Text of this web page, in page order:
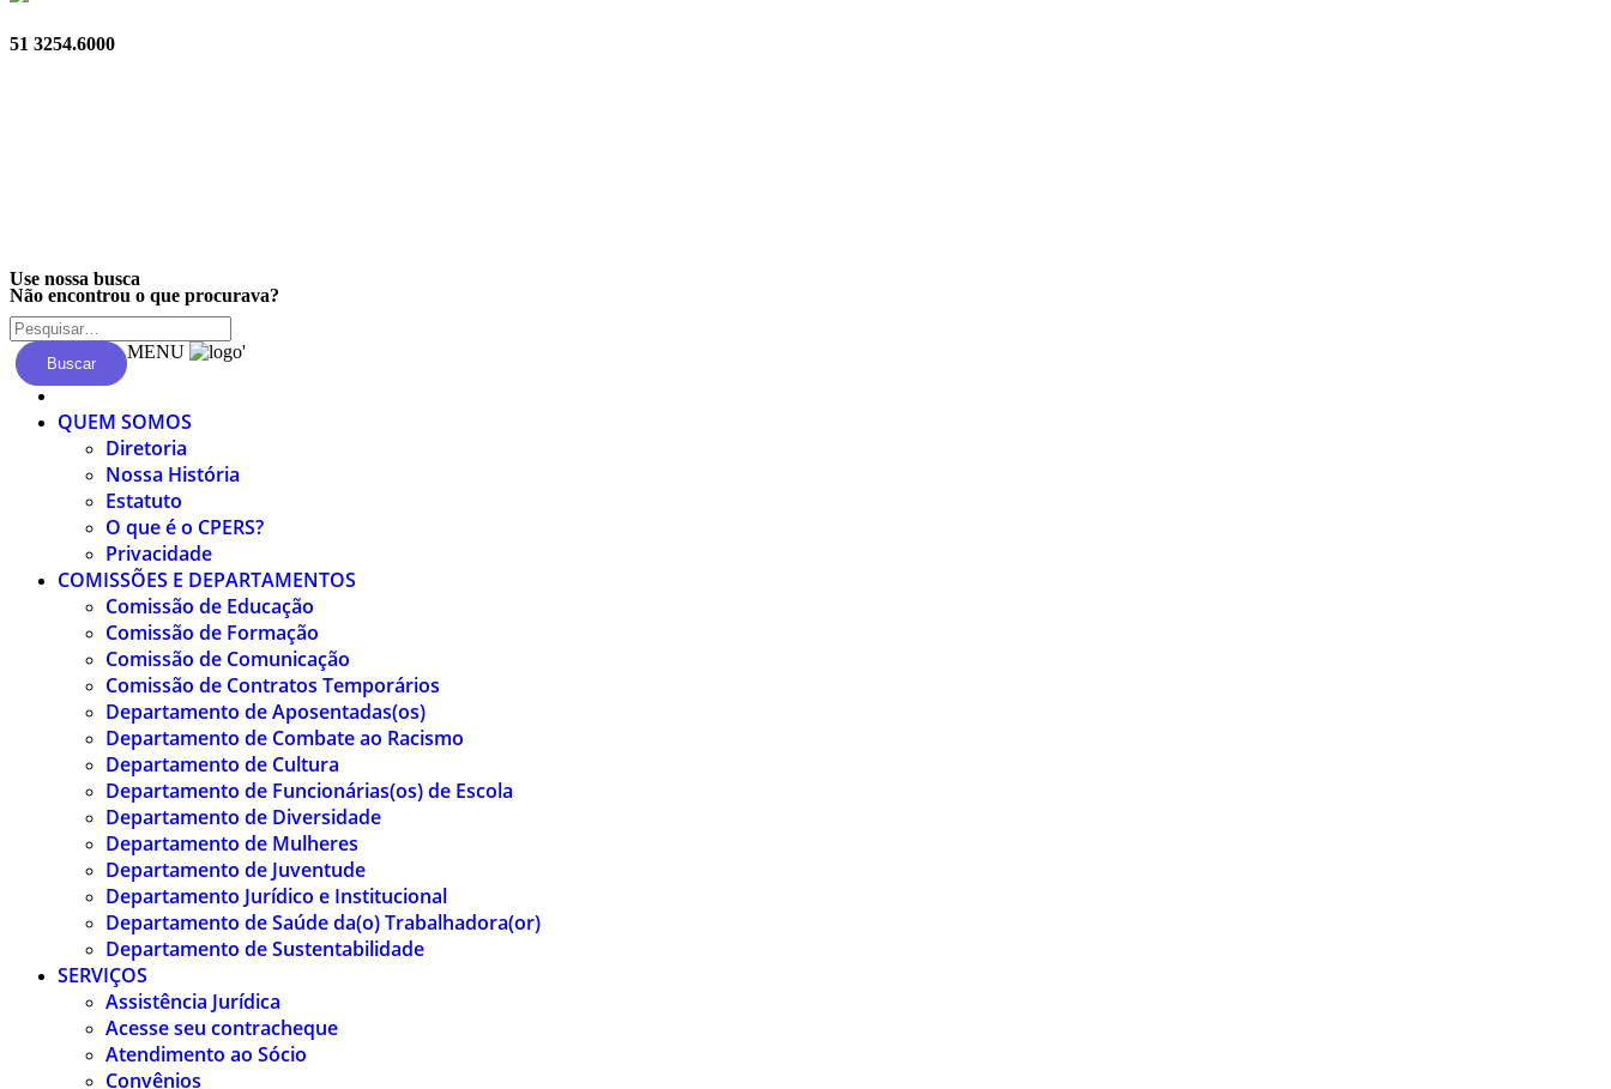
51 3254.6000
Não encontrou o que procurava?
Use nossa busca
Buscar
MENU '
QUEM SOMOS
Diretoria
Nossa História
Estatuto
O que é o CPERS?
Privacidade
COMISSÕES E DEPARTAMENTOS
Comissão de Educação
Comissão de Formação
Comissão de Comunicação
Comissão de Contratos Temporários
Departamento de Aposentadas(os)
Departamento de Combate ao Racismo
Departamento de Cultura
Departamento de Funcionárias(os) de Escola
Departamento de Diversidade
Departamento de Mulheres
Departamento de Juventude
Departamento Jurídico e Institucional
Departamento de Saúde da(o) Trabalhadora(or)
Departamento de Sustentabilidade
SERVIÇOS
Assistência Jurídica
Acesse seu contracheque
Atendimento ao Sócio
Convênios